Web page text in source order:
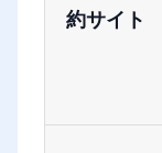
約サイト